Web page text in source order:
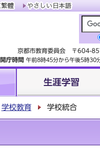
京都市教育委員会 〒604-
開庁時間 午前8時45分から午後5時30
生涯学習
学校教育 学校統合